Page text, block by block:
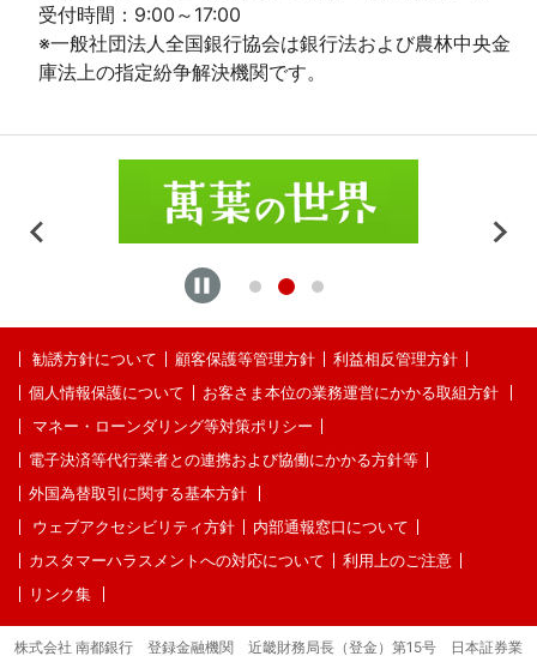
受付時間：9:00～17:00
※一般社団法人全国銀行協会は銀行法および農林中央金
庫法上の指定紛争解決機関です。
勧誘方針について 顧客保護等管理方針
利益相反管理方針
個人情報保護について
お客さま本位の業務運営にかかる取組方針
マネー・ローンダリング等対策ポリシー
電子決済等代行業者との連携および協働にかかる方針等
外国為替取引に関する基本方針
ウェブアクセシビリティ方針
内部通報窓口について
カスタマーハラスメントへの対応について
利用上のご注意
リンク集
株式会社 南都銀行 登録金融機関 近畿財務局長（登金）第15号 日本証券業